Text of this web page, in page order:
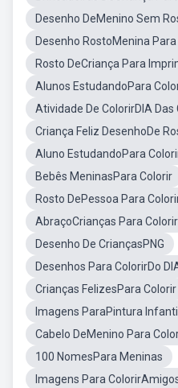
Desenho DeMenino Sem
Desenho RostoMenina
Rosto DeCriança Para
Alunos EstudandoPara
Atividade De ColorirDIA Das
Criança Feliz DesenhoDe
Aluno EstudandoPara
Bebês MeninasPara Colorir
Rosto DePessoa Para
AbraçoCrianças Para Colorir
Desenho De CriançasPNG
Desenhos Para ColorirDo
Crianças FelizesPara Colorir
Imagens ParaPintura Infantil
Cabelo DeMenino Para
100 NomesPara Meninas
Imagens Para